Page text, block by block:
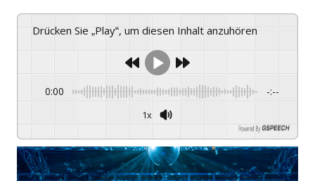
Drücken Sie „Play“, um diesen Inhalt anzuhören
0:00 -:--
1x
Powered By GSPEECH